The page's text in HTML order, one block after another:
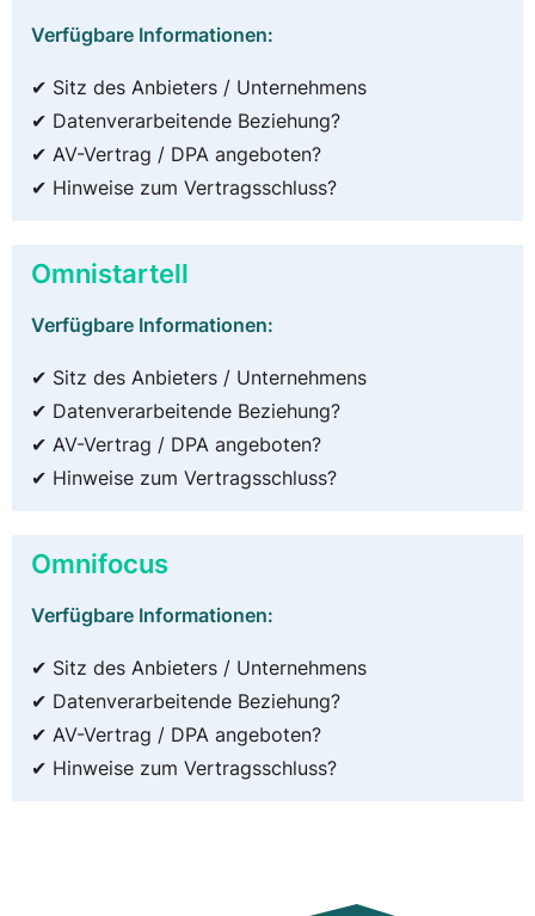
Verfügbare Informationen:
✔ Sitz des Anbieters / Unternehmens
✔ Datenverarbeitende Beziehung?
✔ AV-Vertrag / DPA angeboten?
✔ Hinweise zum Vertragsschluss?
Omnistartell
Verfügbare Informationen:
✔ Sitz des Anbieters / Unternehmens
✔ Datenverarbeitende Beziehung?
✔ AV-Vertrag / DPA angeboten?
✔ Hinweise zum Vertragsschluss?
Omnifocus
Verfügbare Informationen:
✔ Sitz des Anbieters / Unternehmens
✔ Datenverarbeitende Beziehung?
✔ AV-Vertrag / DPA angeboten?
✔ Hinweise zum Vertragsschluss?